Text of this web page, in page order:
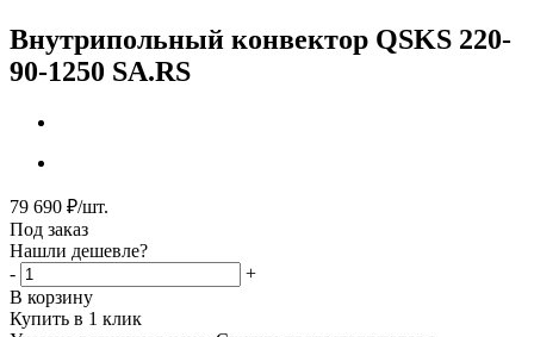
Внутрипольный конвектор QSKS 220-
90-1250 SA.RS
79 690 ₽/шт.
Под заказ
Нашли дешевле?
-
+
В корзину
Купить в 1 клик